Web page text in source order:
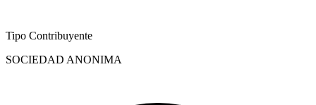
Tipo Contribuyente
SOCIEDAD ANONIMA